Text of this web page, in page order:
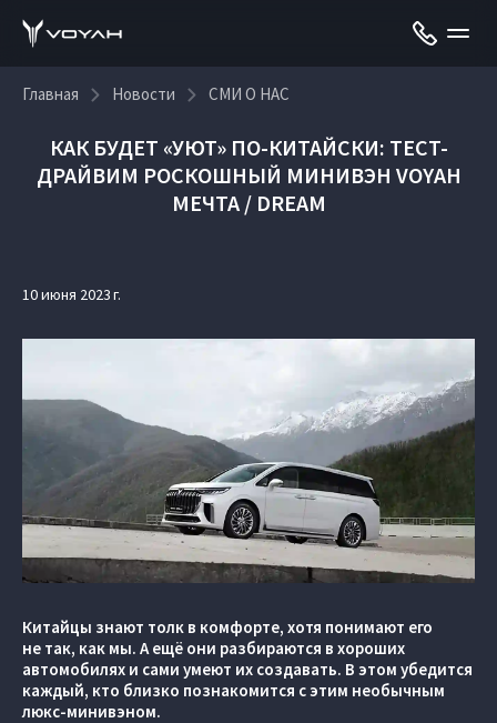
Главная Новости СМИ О НАС
КАК БУДЕТ «УЮТ» ПО-КИТАЙСКИ: ТЕСТ-
ДРАЙВИМ РОСКОШНЫЙ МИНИВЭН VOYAH
МЕЧТА / DREAM
10 июня 2023 г.
Китайцы знают толк в комфорте, хотя понимают его
не так, как мы. А ещё они разбираются в хороших
автомобилях и сами умеют их создавать. В этом убедится
каждый, кто близко познакомится с этим необычным
люкс-минивэном.